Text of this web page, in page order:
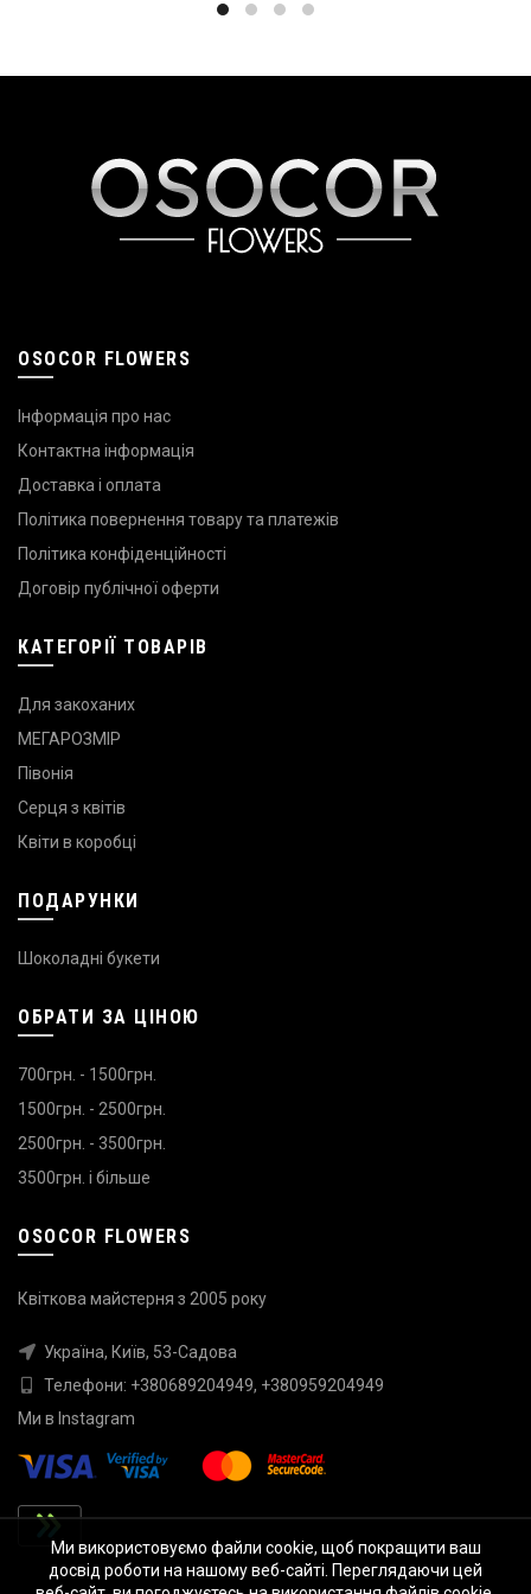
OSOCOR FLOWERS
Інформація про нас
Контактна інформація
Доставка і оплата
Політика повернення товару та платежів
Політика конфіденційності
Договір публічної оферти
КАТЕГОРІЇ ТОВАРІВ
Для закоханих
МЕГАРОЗМІР
Півонія
Серця з квітів
Квіти в коробці
ПОДАРУНКИ
Шоколадні букети
ОБРАТИ ЗА ЦІНОЮ
700грн. - 1500грн.
1500грн. - 2500грн.
2500грн. - 3500грн.
3500грн. і більше
OSOCOR FLOWERS
Квіткова майстерня з 2005 року
Україна, Київ, 53-Садова
Телефони: +380689204949, +380959204949
Ми в Instagram
Ми використовуємо файли cookie, щоб покращити ваш
досвід роботи на нашому веб-сайті. Переглядаючи цей